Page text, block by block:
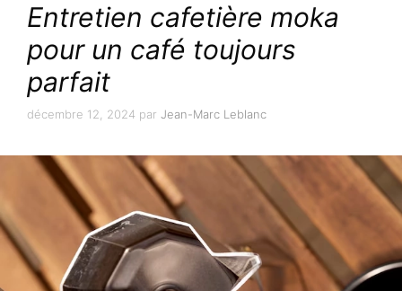
Entretien cafetière moka
pour un café toujours
parfait
décembre 12, 2024 par Jean-Marc Leblanc